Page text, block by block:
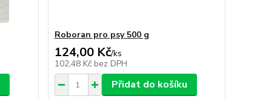
Roboran pro psy 500 g
124,00 Kč/ks
102,48 Kč bez DPH
Přidat do košíku